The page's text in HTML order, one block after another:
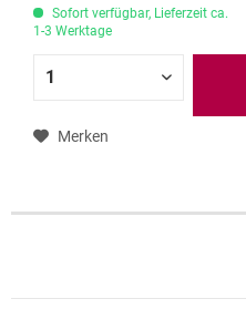
Sofort verfügbar, Lieferzeit ca.
1-3 Werktage
Merken